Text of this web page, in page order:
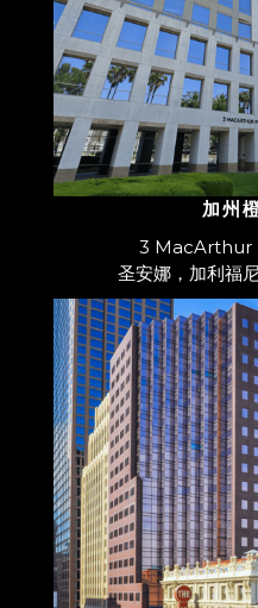
加州
3 MacArthur
圣安娜，加利福